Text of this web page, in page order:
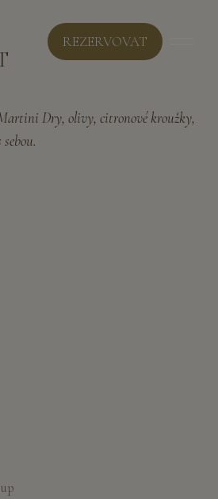
REZERVOVAT
Dry, olivy, citronové kroužky,